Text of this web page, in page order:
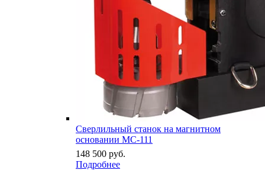
Сверлильный станок на магнитном
основании МС-111
148 500 руб.
Подробнее